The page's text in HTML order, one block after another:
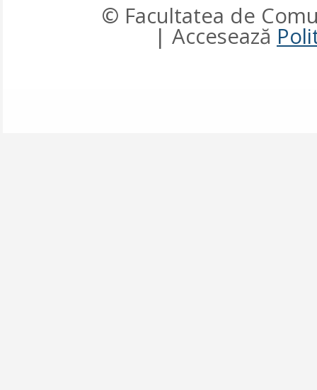
© Facultatea de
| Accesează